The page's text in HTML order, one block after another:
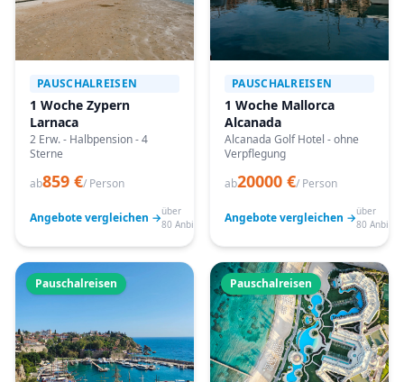
PAUSCHALREISEN
1 Woche Zypern
Larnaca
2 Erw. - Halbpension - 4
Sterne
ab859 €/ Person
Angebote vergleichen →über
80 Anbieter
PAUSCHALREISEN
1 Woche Mallorca
Alcanada
Alcanada Golf Hotel - ohne
Verpflegung
ab20000 €/ Person
Angebote vergleichen →über
80
Pauschalreisen Pauschalreisen